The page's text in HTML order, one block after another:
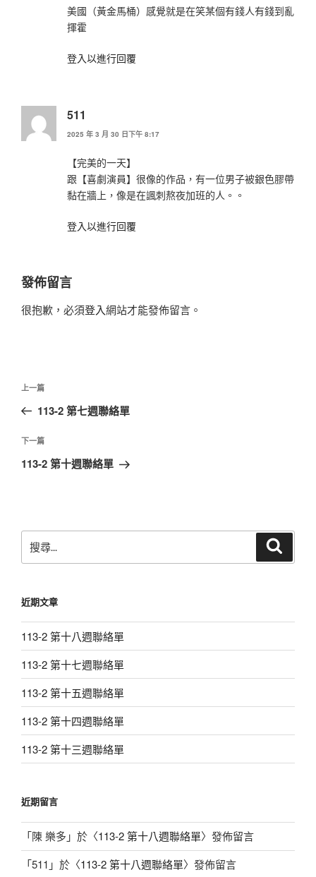
美國（黃金馬桶）感覺就是在笑某個有錢人有錢到亂
揮霍
登入以進行回覆
511
2025 年 3 月 30 日下午 8:17
【完美的一天】
跟【喜劇演員】很像的作品，有一位男子被銀色膠帶
黏在牆上，像是在諷刺熬夜加班的人。。
登入以進行回覆
發佈留言
很抱歉，必須登入網站才能發佈留言。
文
導
覽
上
一
文
章
上一篇
113-2 第七週聯絡單
下
一
下一篇
113-2 第十週聯絡單
尋
字:
近期文章
113-2 第十八週聯絡單
113-2 第十七週聯絡單
113-2 第十五週聯絡單
113-2 第十四週聯絡單
113-2 第十三週聯絡單
近期留言
「陳 樂多 」於〈113-2 第十八週聯絡單〉發佈留言
「511 」於〈113-2 第十八週聯絡單〉發佈留言